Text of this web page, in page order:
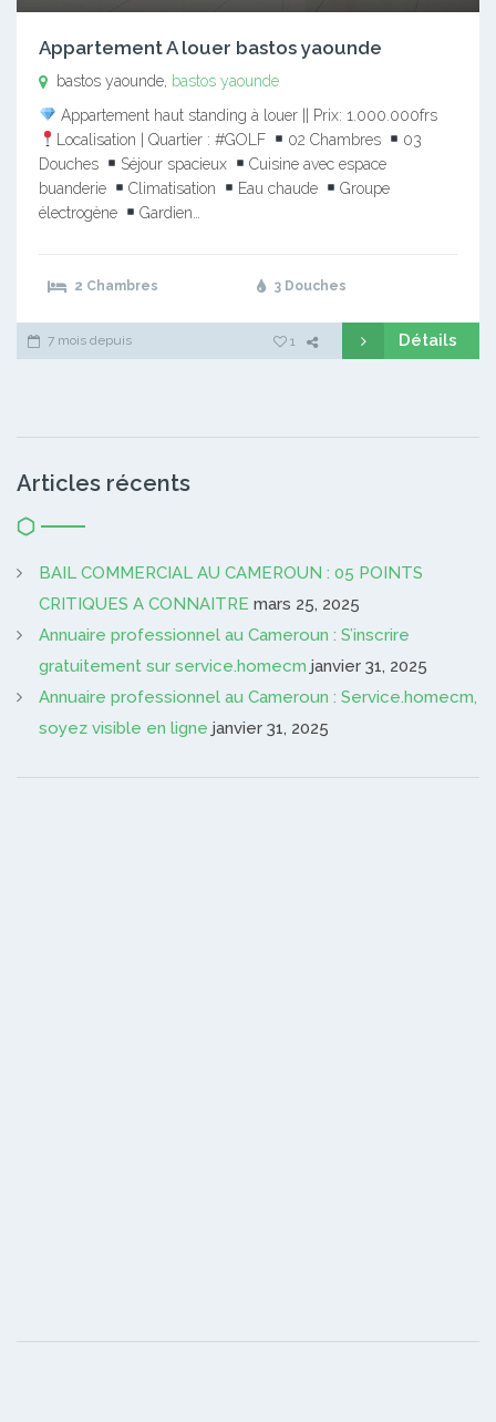
Appartement A louer bastos yaounde
bastos yaounde, bastos yaounde
Appartement haut standing à louer || Prix: 1.000.000frs
Localisation | Quartier : #GOLF
02 Chambres
03
Douches
Séjour spacieux
Cuisine avec espace
buanderie
Climatisation Eau chaude
Groupe
électrogène
Gardien…
2 Chambres 3 Douches
7 mois depuis 1 Détails
Articles récents
BAIL COMMERCIAL AU CAMEROUN : 05 POINTS
CRITIQUES A CONNAITRE mars 25, 2025
Annuaire professionnel au Cameroun : S’inscrire
gratuitement sur service.homecm janvier 31, 2025
Annuaire professionnel au Cameroun : Service.homecm,
soyez visible en ligne janvier 31, 2025